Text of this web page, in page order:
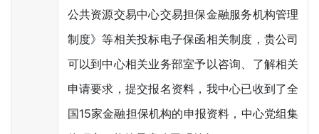
公共资源交易中心交易担保金融服务机构管理
制度》等相关投标电子保函相关制度，贵公司
可以到中心相关业务部室予以咨询、了解相关
申请要求，提交报名资料，我中心已收到了全
国15家金融担保机构的申报资料，中心党组集